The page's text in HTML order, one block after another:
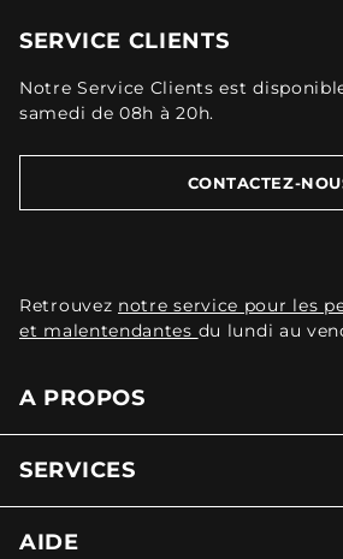
SERVICE CLIENTS
Notre Service Clients est
samedi de 08h à 20h.
CONTACTEZ-
Retrouvez notre service pour les
et malentendantes du lundi au
A PROPOS
SERVICES
AIDE